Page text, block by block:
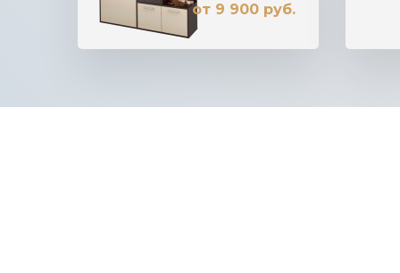
от 9 900 руб.